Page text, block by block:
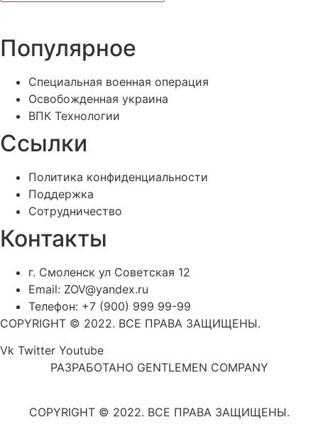
Популярное
Специальная военная операция
Освобожденная украина
ВПК Технологии
Ссылки
Политика конфиденциальности
Поддержка
Сотрудничество
Контакты
г. Смоленск ул Советская 12
Email: ZOV@yandex.ru
Телефон: +7 (900) 999 99-99
COPYRIGHT © 2022. ВСЕ ПРАВА ЗАЩИЩЕНЫ.
Vk Twitter Youtube
РАЗРАБОТАНО GENTLEMEN COMPANY
COPYRIGHT © 2022. ВСЕ ПРАВА ЗАЩИЩЕНЫ.